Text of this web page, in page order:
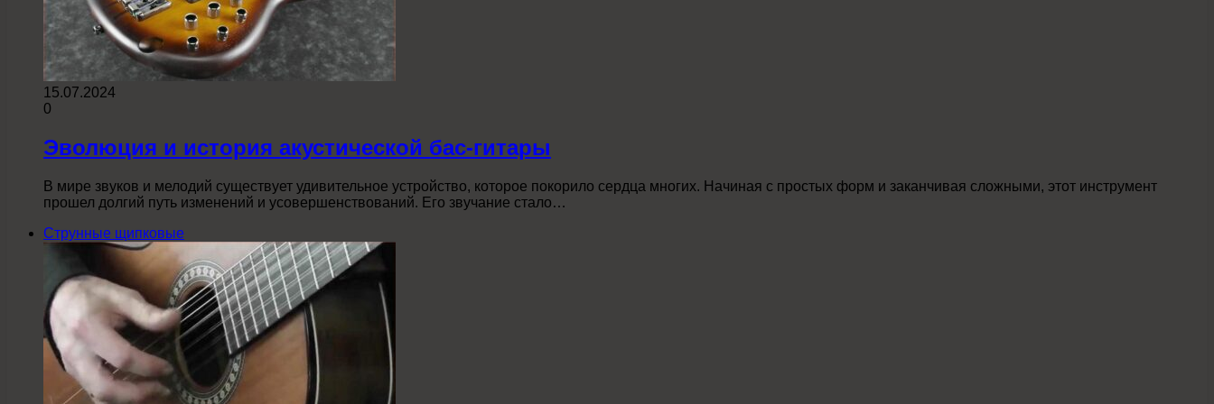
15.07.2024
0
Эволюция и история акустической бас-гитары
В мире звуков и мелодий существует удивительное устройство, которое покорило сердца многих. Начиная с простых форм и заканчивая сложными, этот инструмент
прошел долгий путь изменений и усовершенствований. Его звучание стало…
Струнные щипковые